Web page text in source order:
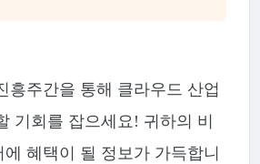
흥주간을 통해 클라우드 산업
기회를 잡으세요! 귀하의 비
혜택이 될 정보가 가득합니